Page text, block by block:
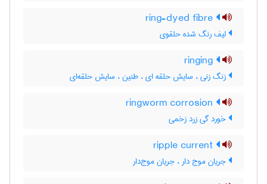
لیف رنگ شده حلقوی
زنگ زنی ، سایش حلقه ای ، طنین ، سایش حلقه‌ای
خورد گی زرد زخمی
جریان موج دار ، جریان موج‌دار